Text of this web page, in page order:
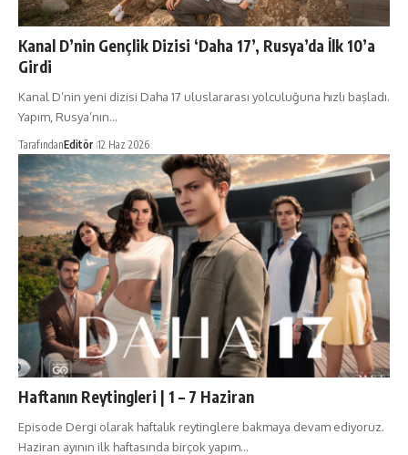
Kanal D’nin Gençlik Dizisi ‘Daha 17’, Rusya’da İlk 10’a
Girdi
Kanal D’nin yeni dizisi Daha 17 uluslararası yolculuğuna hızlı başladı.
Yapım, Rusya’nın…
TarafındanEditör 12 Haz 2026
Haftanın Reytingleri | 1 – 7 Haziran
Episode Dergi olarak haftalık reytinglere bakmaya devam ediyoruz.
Haziran ayının ilk haftasında birçok yapım…